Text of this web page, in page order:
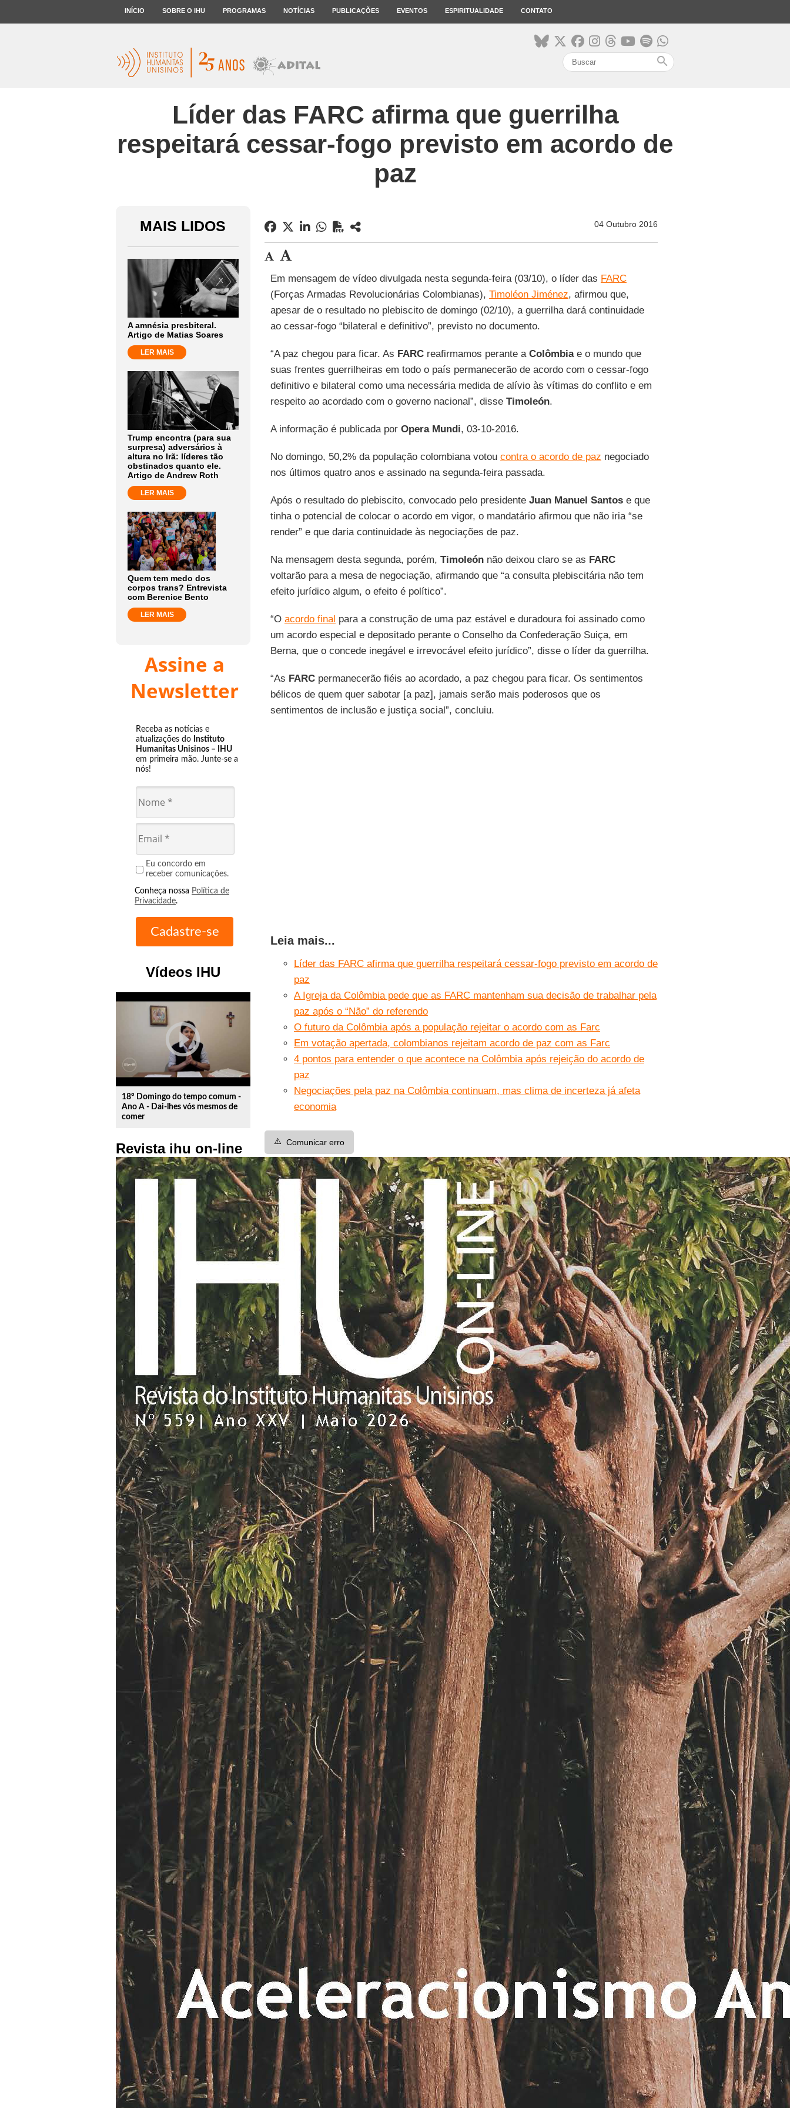
INÍCIO SOBRE O IHU PROGRAMAS NOTÍCIAS PUBLICAÇÕES EVENTOS ESPIRITUALIDADE CONTATO
search
Líder das FARC afirma que guerrilha
respeitará cessar-fogo previsto em acordo de
paz
MAIS LIDOS
A amnésia presbiteral.
Artigo de Matias Soares
LER MAIS
Trump encontra (para sua
surpresa) adversários à
altura no Irã: líderes tão
obstinados quanto ele.
Artigo de Andrew Roth
LER MAIS
Quem tem medo dos
corpos trans? Entrevista
com Berenice Bento
LER MAIS
Assine a
Newsletter
Receba as notícias e
atualizações do Instituto
Humanitas Unisinos – IHU
em primeira mão. Junte-se a
nós!
Eu concordo em
receber comunicações.
Conheça nossa Política de
Privacidade.
Vídeos IHU
play_circle_outline
18º Domingo do tempo comum -
Ano A - Dai-lhes vós mesmos de
comer
Revista ihu on-line
04 Outubro 2016
Em mensagem de vídeo divulgada nesta segunda-feira (03/10), o líder das FARC
(Forças Armadas Revolucionárias Colombianas), Timoléon Jiménez, afirmou que,
apesar de o resultado no plebiscito de domingo (02/10), a guerrilha dará continuidade
ao cessar-fogo “bilateral e definitivo”, previsto no documento.
“A paz chegou para ficar. As FARCreafirmamos perante a Colômbiae o mundo que
suas frentes guerrilheiras em todo o país permanecerão de acordo com o cessar-fogo
definitivo e bilateral como uma necessária medida de alívio às vítimas do conflito e em
respeito ao acordado com o governo nacional”, disse Timoleón.
A informação é publicada por Opera Mundi, 03-10-2016.
No domingo, 50,2% da população colombiana votou contra o acordo de paz negociado
nos últimos quatro anos e assinado na segunda-feira passada.
Após o resultado do plebiscito, convocado pelo presidente Juan Manuel Santose que
tinha o potencial de colocar o acordo em vigor, o mandatário afirmou que não iria “se
render” e que daria continuidade às negociações de paz.
Na mensagem desta segunda, porém, Timoleónnão deixou claro se as FARC
voltarão para a mesa de negociação, afirmando que “a consulta plebiscitária não tem
efeito jurídico algum, o efeito é político”.
“O acordo final para a construção de uma paz estável e duradoura foi assinado como
um acordo especial e depositado perante o Conselho da Confederação Suiça, em
Berna, que o concede inegável e irrevocável efeito jurídico”, disse o líder da guerrilha.
“As FARCpermanecerão fiéis ao acordado, a paz chegou para ficar. Os sentimentos
bélicos de quem quer sabotar [a paz], jamais serão mais poderosos que os
sentimentos de inclusão e justiça social”, concluiu.
Leia mais...
Líder das FARC afirma que guerrilha respeitará cessar-fogo previsto em acordo de
paz
A Igreja da Colômbia pede que as FARC mantenham sua decisão de trabalhar pela
paz após o “Não” do referendo
O futuro da Colômbia após a população rejeitar o acordo com as Farc
Em votação apertada, colombianos rejeitam acordo de paz com as Farc
4 pontos para entender o que acontece na Colômbia após rejeição do acordo de
paz
Negociações pela paz na Colômbia continuam, mas clima de incerteza já afeta
economia
⚠️ Comunicar erro